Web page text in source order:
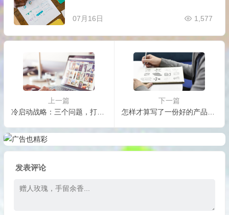
07月16日 1,577
上一篇
冷启动战略：三个问题，打破鸡与蛋式困境
下一篇
怎样才算写了一份好的产品说明书？
发表评论